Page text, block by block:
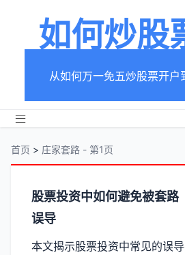
如何炒股
从如何万一免五炒股票开户
首页 > 庄家套路 - 第1页
分
类
股票投资中如何避免被套路
误导
本文揭示股票投资中常见的误